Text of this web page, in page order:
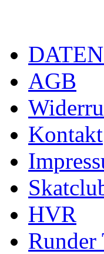
AGB
Kontakt
HVR
Runder